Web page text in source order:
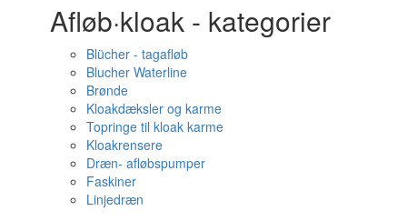
Afløb·kloak - kategorier
Blücher - tagafløb
Blucher Waterline
Brønde
Kloakdæksler og karme
Topringe til kloak karme
Kloakrensere
Dræn- afløbspumper
Faskiner
Linjedræn